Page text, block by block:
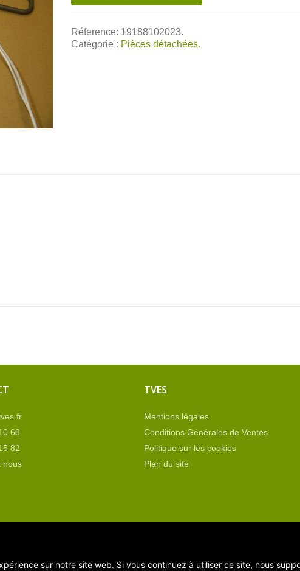
Réference: 19188102023.
Catégorie : Pièces détachées.
68
82
nous
TVES
Mentions légales
Conditions Générales de Ventes
Politique sur les cookies
Plan du site
sur notre site web. Si vous continuez à utiliser ce site, nous